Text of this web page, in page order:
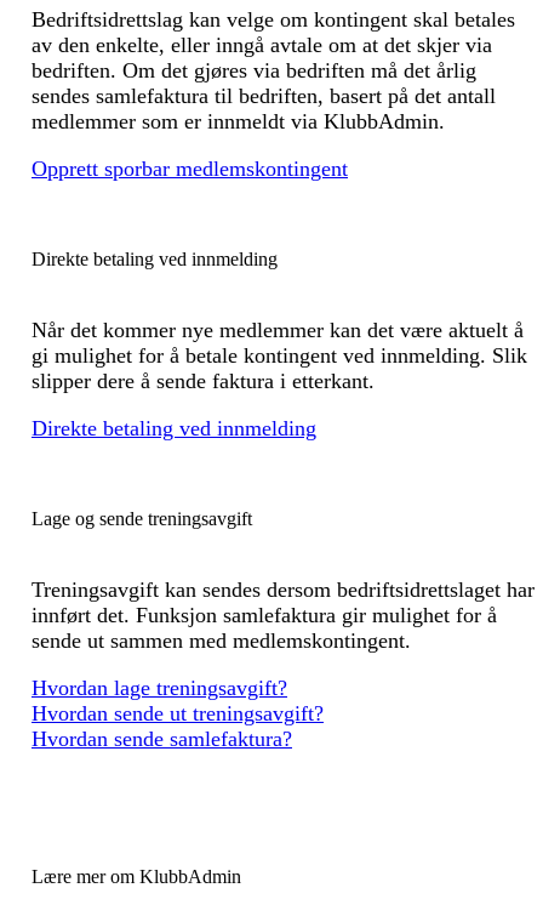
Bedriftsidrettslag kan velge om kontingent skal betales
av den enkelte, eller inngå avtale om at det skjer via
bedriften. Om det gjøres via bedriften må det årlig
sendes samlefaktura til bedriften, basert på det antall
medlemmer som er innmeldt via KlubbAdmin.
Opprett sporbar medlemskontingent
Direkte betaling ved innmelding
Når det kommer nye medlemmer kan det være aktuelt å
gi mulighet for å betale kontingent ved innmelding. Slik
slipper dere å sende faktura i etterkant.
Direkte betaling ved innmelding
Lage og sende treningsavgift
Treningsavgift kan sendes dersom bedriftsidrettslaget har
innført det. Funksjon samlefaktura gir mulighet for å
sende ut sammen med medlemskontingent.
Hvordan lage treningsavgift?
Hvordan sende ut treningsavgift?
Hvordan sende samlefaktura?
Lære mer om KlubbAdmin